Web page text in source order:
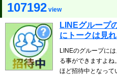
107192 view
LINEグループ
にトークは見
LINEのグループに
る事ができますよね
ほど招待中となって